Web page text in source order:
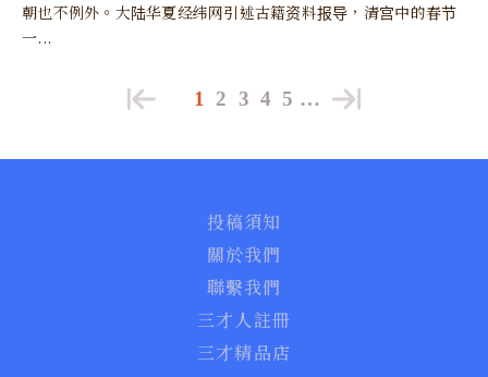
朝也不例外。大陆华夏经纬网引述古籍资料报导，清宫中的春节
一...
1 2 3 4 5 …
投稿須知
關於我們
聯繫我們
三才人註冊
三才精品店